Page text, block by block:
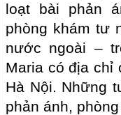
loạt bài phản
phòng khám tư
nước ngoài –
Maria có địa chỉ
Hà Nội. Những
phản ánh,